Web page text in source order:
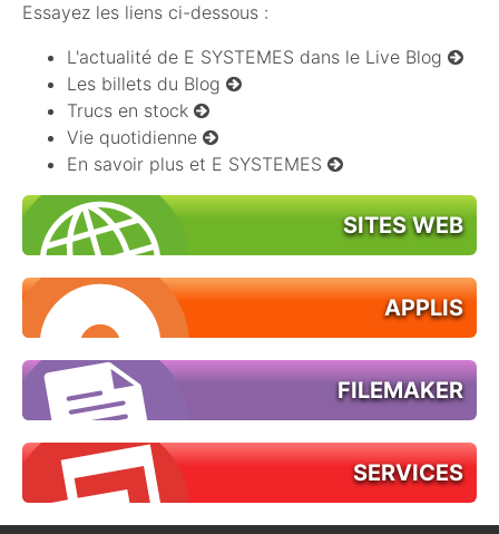
Essayez les liens ci-dessous :
L'actualité de E SYSTEMES dans le Live Blog
Les billets du Blog
Trucs en stock
Vie quotidienne
En savoir plus et E SYSTEMES
SITES WEB
APPLIS
FILEMAKER
SERVICES